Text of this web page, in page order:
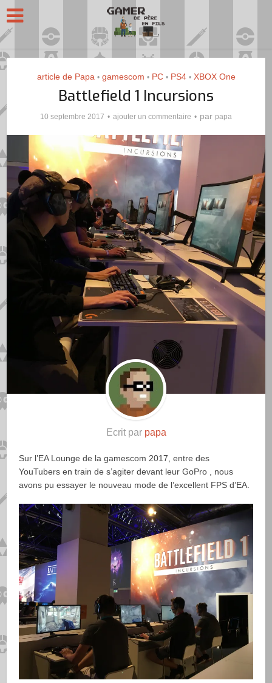
article de Papa • gamescom • PC • PS4 • XBOX One
Battlefield 1 Incursions
10 septembre 2017 ajouter un commentaire par papa
Ecrit par papa
Sur l’EA Lounge de la gamescom 2017, entre des
YouTubers en train de s’agiter devant leur GoPro , nous
avons pu essayer le nouveau mode de l’excellent FPS d’EA.